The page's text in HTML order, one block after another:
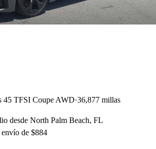
45 TFSI Coupe AWD 36,877 millas
desde North Palm Beach, FL
de $884